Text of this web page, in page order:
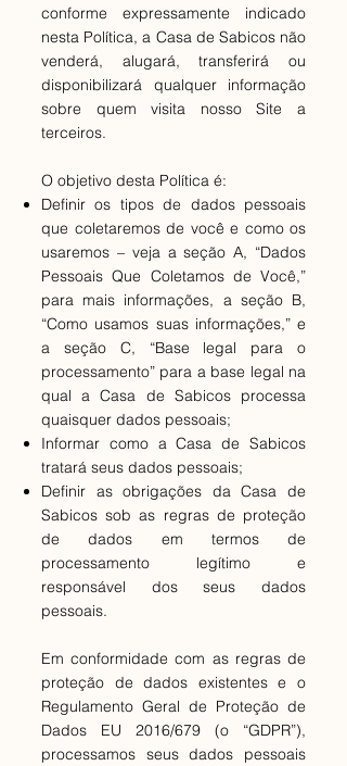
conforme expressamente indicado
nesta Política, a Casa de Sabicos não
venderá, alugará, transferirá ou
disponibilizará qualquer informação
sobre quem visita nosso Site a
terceiros.
O objetivo desta Política é:
Definir os tipos de dados pessoais
que coletaremos de você e como os
usaremos – veja a seção A, “Dados
Pessoais Que Coletamos de Você,”
para mais informações, a seção B,
“Como usamos suas informações,” e
a seção C, “Base legal para o
processamento” para a base legal na
qual a Casa de Sabicos processa
quaisquer dados pessoais;
Informar como a Casa de Sabicos
tratará seus dados pessoais;
Definir as obrigações da Casa de
Sabicos sob as regras de proteção
de dados em termos de
processamento legítimo e
responsável dos seus dados
pessoais.
Em conformidade com as regras de
proteção de dados existentes e o
Regulamento Geral de Proteção de
Dados EU 2016/679 (o “GDPR”),
processamos seus dados pessoais